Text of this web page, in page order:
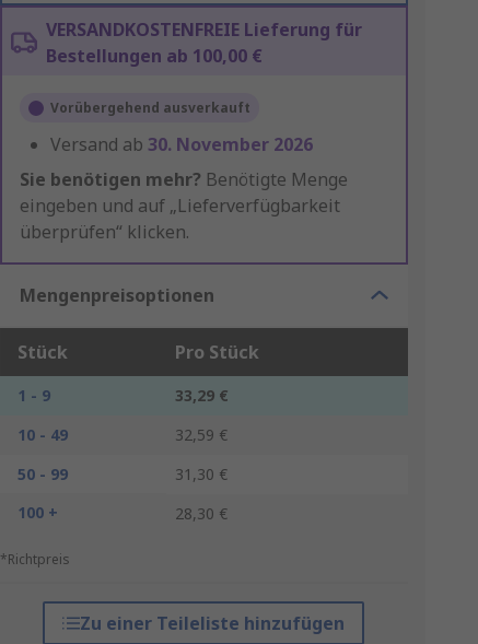
VERSANDKOSTENFREIE Lieferung für
Bestellungen ab 100,00 €
Vorübergehend ausverkauft
Versand ab 30. November 2026
Sie benötigen mehr? Benötigte Menge
eingeben und auf „Lieferverfügbarkeit
überprüfen“ klicken.
Mengenpreisoptionen
Stück Pro Stück
1 - 9
33,29 €
10 - 49
32,59 €
50 - 99
31,30 €
100 +
28,30 €
*Richtpreis
Zu einer Teileliste hinzufügen